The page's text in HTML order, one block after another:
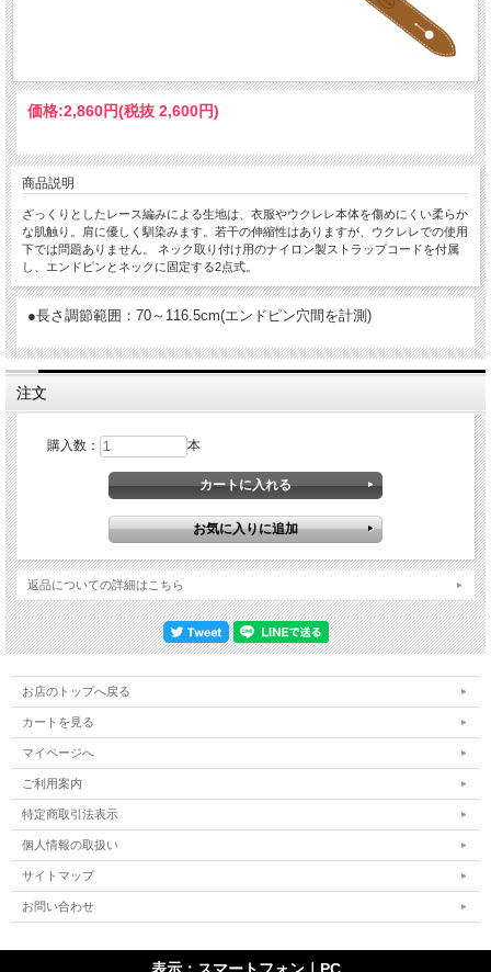
価格:2,860円(税抜 2,600円)
商品説明
ざっくりとしたレース編みによる生地は、衣服やウクレレ本体を傷めにくい柔らか
な肌触り。肩に優しく馴染みます。若干の伸縮性はありますが、ウクレレでの使用
下では問題ありません。 ネック取り付け用のナイロン製ストラップコードを付属
し、エンドピンとネックに固定する2点式。
●長さ調節範囲：70～116.5cm(エンドピン穴間を計測)
注文
購入数： 本
返品についての詳細はこちら
お店のトップへ戻る
カートを見る
マイページへ
ご利用案内
特定商取引法表示
個人情報の取扱い
サイトマップ
お問い合わせ